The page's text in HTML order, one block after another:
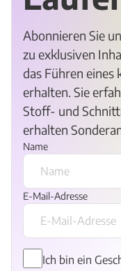
Abonnieren Sie
zu exklusiven
das Führen eines
erhalten. Sie
Stoff- und
erhalten
Name
E-Mail-Adresse
Ich bin ein